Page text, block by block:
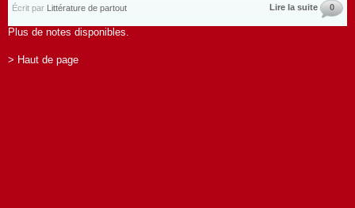
Écrit par Littérature de partout Lire la suite 0
Plus de notes disponibles.
> Haut de page